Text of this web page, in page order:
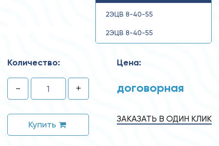
2ЭЦВ 8-40-55
2ЭЦВ 8-40-55
Количество:
- +
Купить
Цена:
договорная
ЗАКАЗАТЬ В ОДИН КЛИК